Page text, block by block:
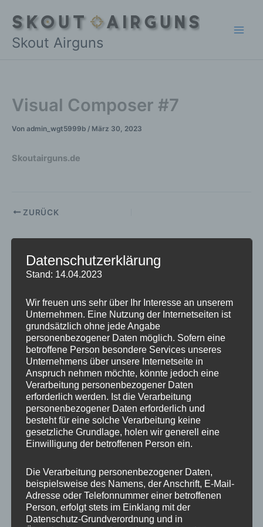
Inhalt
springen
Skout Airguns
Visual Composer #7
Von admin_wgt5999b / März 30, 2023
Skoutairguns.de
ZURÜCK
Schreibe einen Kommentar
Deine E-Mail-Adresse wird nicht veröffentlicht. Erforderliche
Felder sind mit markiert
Hier
eingeben…
Datenschutzerklärung
Stand: 14.04.2023
Wir freuen uns sehr über Ihr Interesse an unserem
Unternehmen. Eine Nutzung der Internetseiten ist
grundsätzlich ohne jede Angabe
personenbezogener Daten möglich. Sofern eine
betroffene Person besondere Services unseres
Unternehmens über unsere Internetseite in
Anspruch nehmen möchte, könnte jedoch eine
Verarbeitung personenbezogener Daten
erforderlich werden. Ist die Verarbeitung
personenbezogener Daten erforderlich und
besteht für eine solche Verarbeitung keine
gesetzliche Grundlage, holen wir generell eine
Einwilligung der betroffenen Person ein.
Die Verarbeitung personenbezogener Daten,
beispielsweise des Namens, der Anschrift, E-Mail-
Adresse oder Telefonnummer einer betroffenen
Person, erfolgt stets im Einklang mit der
Datenschutz-Grundverordnung und in